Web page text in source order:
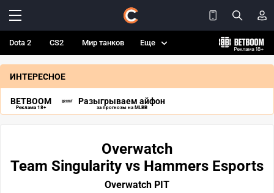
Dota 2 CS2 Мир танков Еще
ИНТЕРЕСНОЕ
BETBOOM
Реклама 18+
Разыгрываем айфон
за прогнозы на MLBB
Overwatch
Team Singularity vs Hammers Esports
Overwatch PIT